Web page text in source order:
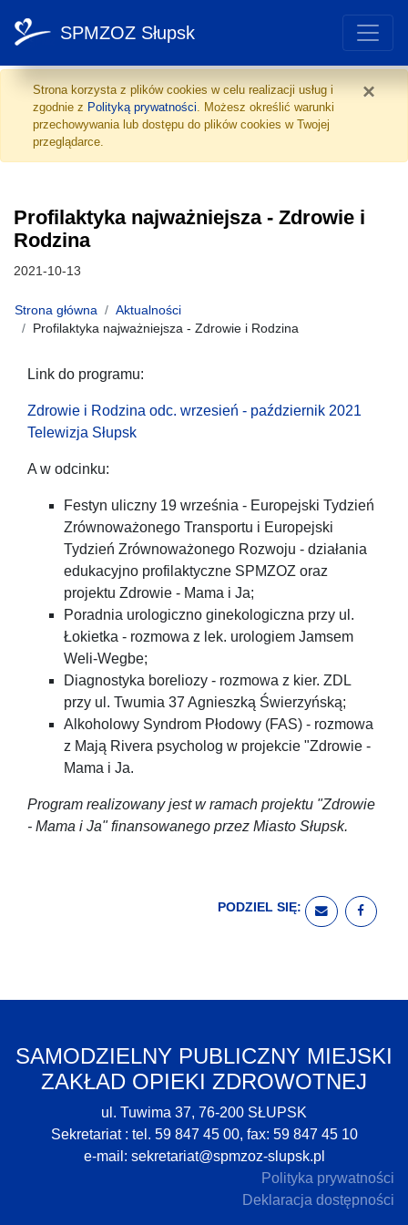
Profilaktyka ×
Strona korzysta z plików cookies w celu realizacji usług i
zgodnie z Polityką prywatności. Możesz określić warunki
przechowywania lub dostępu do plików cookies w Twojej
przeglądarce.
SPMZOZ Słupsk
Profilaktyka najważniejsza - Zdrowie i
Rodzina
Data publikacji:
2021-10-13
Strona główna
Aktualności
Profilaktyka najważniejsza - Zdrowie i Rodzina
Link do programu:
Zdrowie i Rodzina odc. wrzesień - październik 2021
Telewizja Słupsk
A w odcinku:
Festyn uliczny 19 września - Europejski Tydzień
Zrównoważonego Transportu i Europejski
Tydzień Zrównoważonego Rozwoju - działania
edukacyjno profilaktyczne SPMZOZ oraz
projektu Zdrowie - Mama i Ja;
Poradnia urologiczno ginekologiczna przy ul.
Łokietka - rozmowa z lek. urologiem Jamsem
Weli-Wegbe;
Diagnostyka boreliozy - rozmowa z kier. ZDL
przy ul. Twumia 37 Agnieszką Świerzyńską;
Alkoholowy Syndrom Płodowy (FAS) - rozmowa
z Mają Rivera psycholog w projekcie "Zdrowie -
Mama i Ja.
Program realizowany jest w ramach projektu "Zdrowie
- Mama i Ja" finansowanego przez Miasto Słupsk.
PODZIEL SIĘ:
WYŚLIJ
SAMODZIELNY PUBLICZNY MIEJSKI
ZAKŁAD OPIEKI ZDROWOTNEJ
ul. Tuwima 37, 76-200 SŁUPSK
Sekretariat : tel. 59 847 45 00, fax: 59 847 45 10
e-mail: sekretariat@spmzoz-slupsk.pl
Polityka prywatności
Deklaracja dostępności